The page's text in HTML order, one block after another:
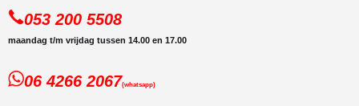
053 200 5508
maandag t/m vrijdag tussen 14.00 en 17.00
06 4266 2067(whatsapp)